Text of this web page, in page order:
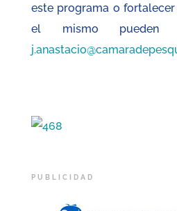
este programa o
el mismo pueden